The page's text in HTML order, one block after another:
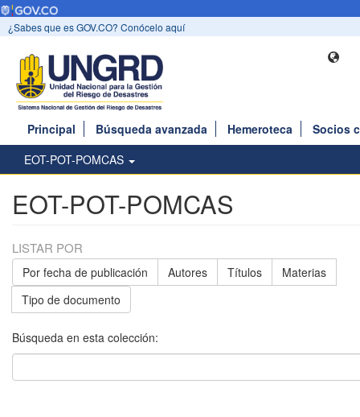
¿Sabes que es GOV.CO? Conócelo aquí
Principal Búsqueda avanzada Hemeroteca
Socios
EOT-POT-POMCAS
EOT-POT-POMCAS
LISTAR POR
Por fecha de publicación Autores Títulos
Materias
Tipo de documento
Búsqueda en esta colección: